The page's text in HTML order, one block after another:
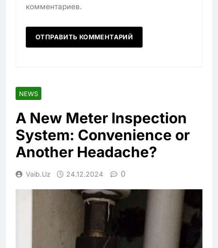
комментариев.
NEWS
A New Meter Inspection
System: Convenience or
Another Headache?
Vaib.uz 24.12.2024 0